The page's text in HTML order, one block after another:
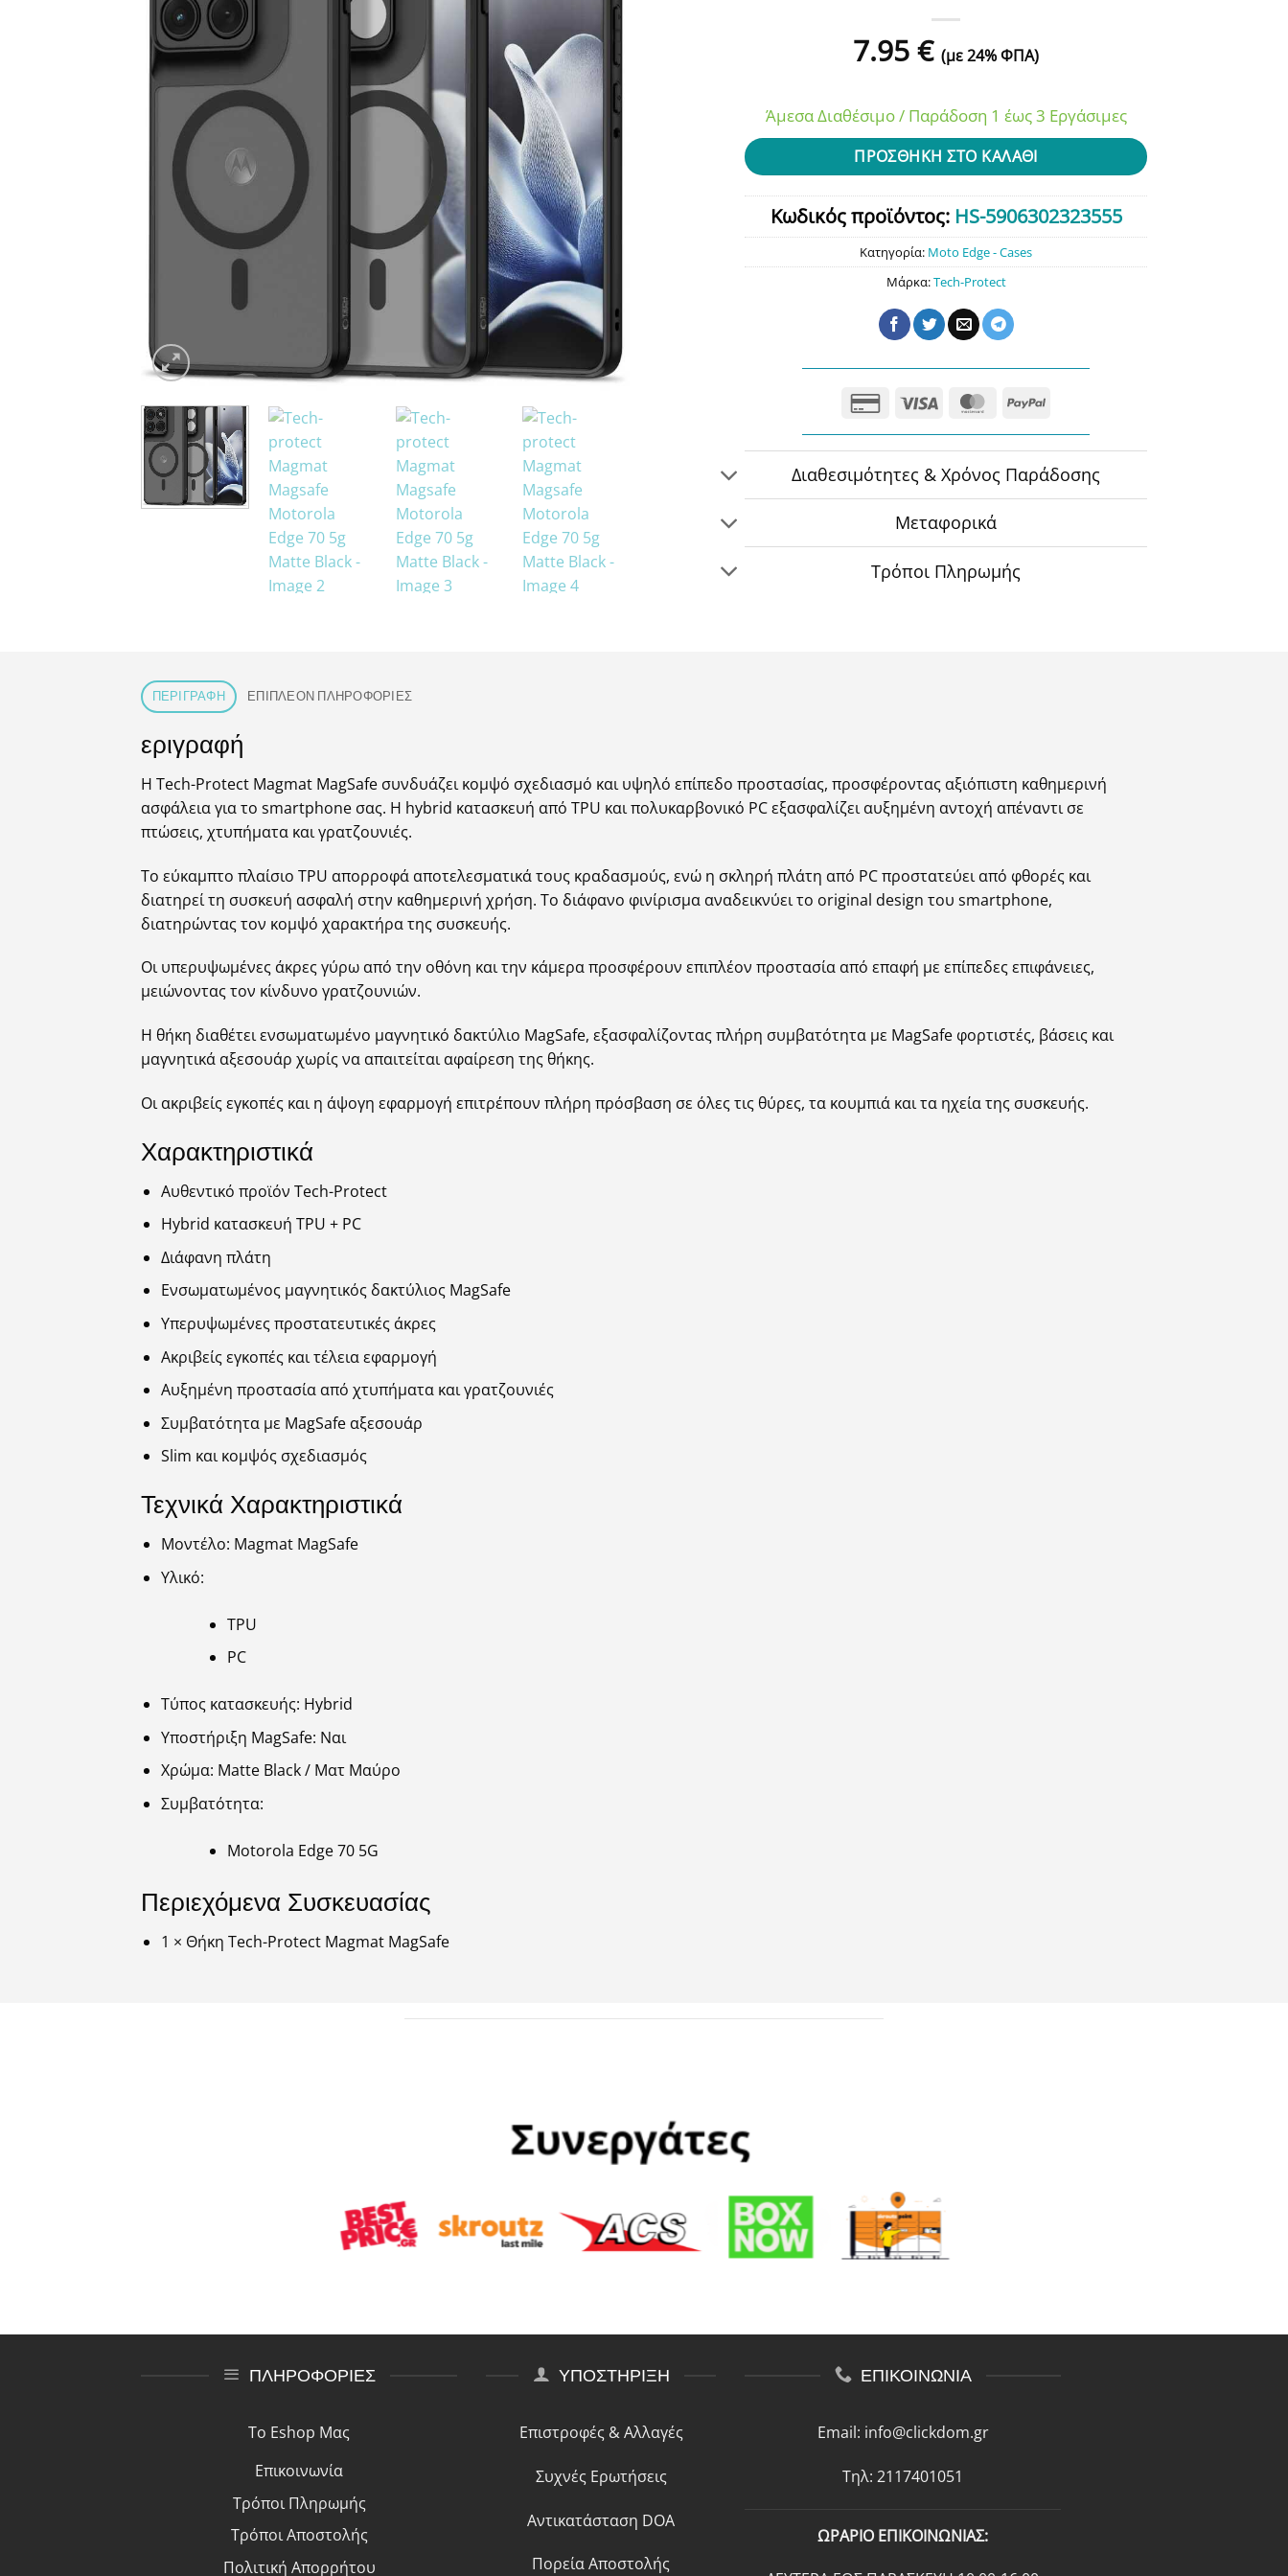
7.95€ (με 24% ΦΠΑ)
Άμεσα Διαθέσιμο / Παράδοση 1 έως 3 Εργάσιμες
ΠΡΟΣΘΉΚΗ ΣΤΟ ΚΑΛΆΘΙ
Κωδικός προϊόντος: HS-5906302323555
Κατηγορία: Moto Edge - Cases
Μάρκα:Tech-Protect
Credit
2
Visa MasterCard
PayPal
Διαθεσιμότητες & Χρόνος Παράδοσης
Μεταφορικά
Τρόποι Πληρωμής
ΠΕΡΙΓΡΑΦΉ ΕΠΙΠΛΈΟΝ ΠΛΗΡΟΦΟΡΊΕΣ
εριγραφή
Η Tech-Protect Magmat MagSafe συνδυάζει κομψό σχεδιασμό και υψηλό επίπεδο προστασίας, προσφέροντας αξιόπιστη καθημερινή
ασφάλεια για το smartphone σας. Η hybrid κατασκευή από TPU και πολυκαρβονικό PC εξασφαλίζει αυξημένη αντοχή απέναντι σε
πτώσεις, χτυπήματα και γρατζουνιές.
Το εύκαμπτο πλαίσιο TPU απορροφά αποτελεσματικά τους κραδασμούς, ενώ η σκληρή πλάτη από PC προστατεύει από φθορές και
διατηρεί τη συσκευή ασφαλή στην καθημερινή χρήση. Το διάφανο φινίρισμα αναδεικνύει το original design του smartphone,
διατηρώντας τον κομψό χαρακτήρα της συσκευής.
Οι υπερυψωμένες άκρες γύρω από την οθόνη και την κάμερα προσφέρουν επιπλέον προστασία από επαφή με επίπεδες επιφάνειες,
μειώνοντας τον κίνδυνο γρατζουνιών.
Η θήκη διαθέτει ενσωματωμένο μαγνητικό δακτύλιο MagSafe, εξασφαλίζοντας πλήρη συμβατότητα με MagSafe φορτιστές, βάσεις και
μαγνητικά αξεσουάρ χωρίς να απαιτείται αφαίρεση της θήκης.
Οι ακριβείς εγκοπές και η άψογη εφαρμογή επιτρέπουν πλήρη πρόσβαση σε όλες τις θύρες, τα κουμπιά και τα ηχεία της συσκευής.
Χαρακτηριστικά
Αυθεντικό προϊόν Tech-Protect
Hybrid κατασκευή TPU + PC
Διάφανη πλάτη
Ενσωματωμένος μαγνητικός δακτύλιος MagSafe
Υπερυψωμένες προστατευτικές άκρες
Ακριβείς εγκοπές και τέλεια εφαρμογή
Αυξημένη προστασία από χτυπήματα και γρατζουνιές
Συμβατότητα με MagSafe αξεσουάρ
Slim και κομψός σχεδιασμός
Τεχνικά Χαρακτηριστικά
Μοντέλο: Magmat MagSafe
Υλικό:
TPU
PC
Τύπος κατασκευής: Hybrid
Υποστήριξη MagSafe: Ναι
Χρώμα: Matte Black / Ματ Μαύρο
Συμβατότητα:
Motorola Edge 70 5G
Περιεχόμενα Συσκευασίας
1 × Θήκη Tech-Protect Magmat MagSafe
ΠΛΗΡΟΦΟΡΙΕΣ
Το Eshop Μας
Επικοινωνία
Τρόποι Πληρωμής
Τρόποι Αποστολής
Πολιτική Απορρήτου
ΥΠΟΣΤΗΡΙΞΗ
Επιστροφές & Αλλαγές
Συχνές Ερωτήσεις
Αντικατάσταση DOA
Πορεία Αποστολής
ΕΠΙΚΟΙΝΩΝΙΑ
Email: info@clickdom.gr
Τηλ: 2117401051
ΩΡΑΡΙΟ ΕΠΙΚΟΙΝΩΝΙΑΣ: